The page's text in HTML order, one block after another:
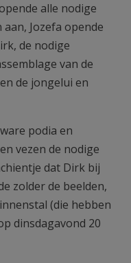
alle nodige
Jozefa opende
de nodige
van de
de jongelui en
podia en
vezen de nodige
dat Dirk bij
zolder de beelden,
(die hebben
dinsdagavond 20